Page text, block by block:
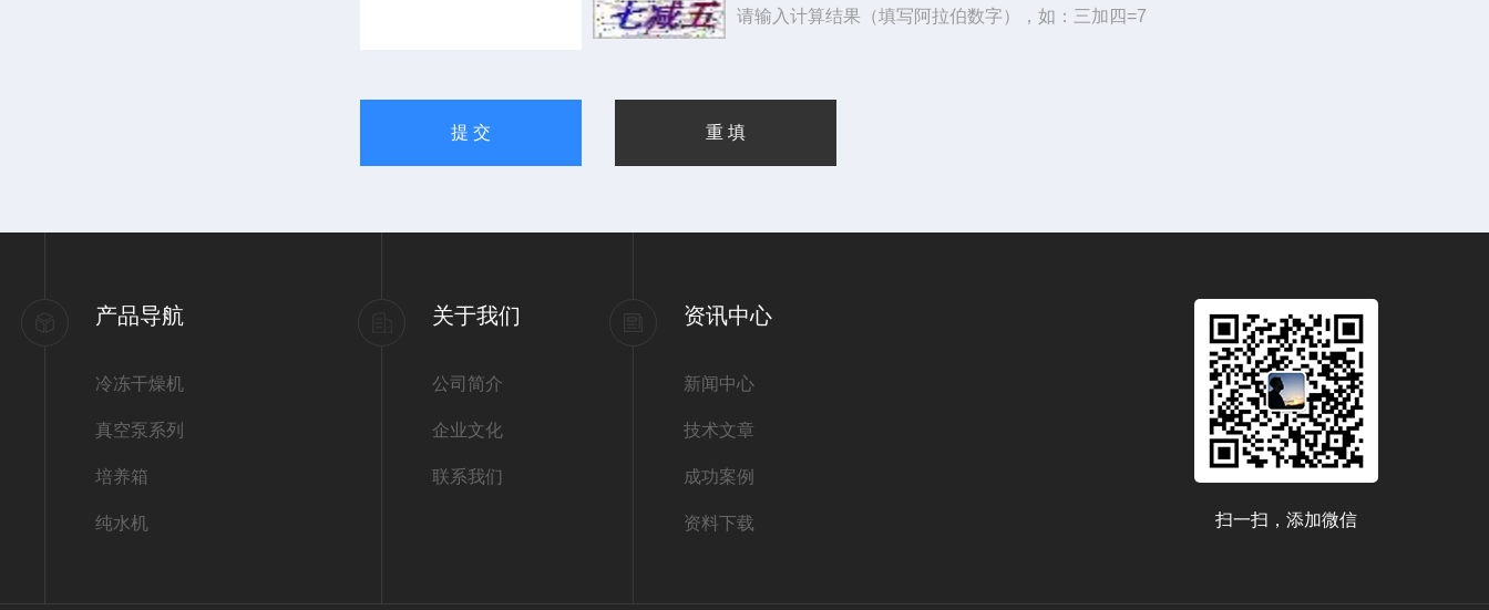
请输入计算结果（填写阿拉伯数字），如：三加四=7
产品导航
冷冻干燥机
真空泵系列
培养箱
纯水机
关于我们
公司简介
企业文化
联系我们
资讯中心
新闻中心
技术文章
成功案例
资料下载 扫一扫，添加微信